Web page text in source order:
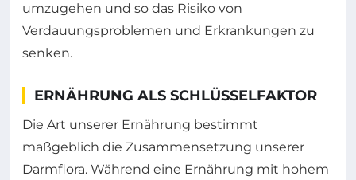
umzugehen und so das Risiko von
Verdauungsproblemen und Erkrankungen zu
senken.
ERNÄHRUNG ALS SCHLÜSSELFAKTOR
Die Art unserer Ernährung bestimmt
maßgeblich die Zusammensetzung unserer
Darmflora. Während eine Ernährung mit hohem